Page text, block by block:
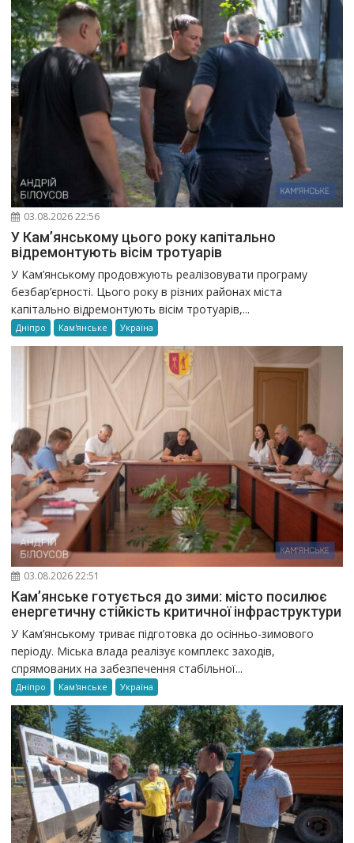
03.08.2026 22:56
У Кам’янському цього року капітально
відремонтують вісім тротуарів
У Кам’янському продовжують реалізовувати програму
безбар’єрності. Цього року в різних районах міста
капітально відремонтують вісім тротуарів,...
Дніпро Кам'янське Україна
03.08.2026 22:51
Кам’янське готується до зими: місто посилює
енергетичну стійкість критичної інфраструктури
У Кам’янському триває підготовка до осінньо-зимового
періоду. Міська влада реалізує комплекс заходів,
спрямованих на забезпечення стабільної...
Дніпро Кам'янське Україна